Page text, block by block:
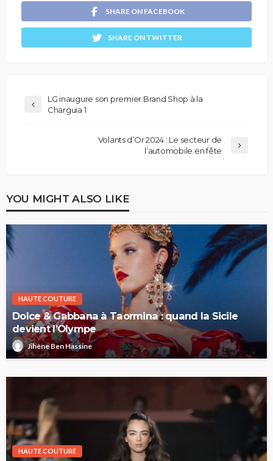
SHARE ON FACEBOOK
SHARE ON TWITTER
LG inaugure son premier Brand Shop à la
Charguia 1
Volants d’Or 2024 : Le secteur de
l’automobile en fête
YOU MIGHT ALSO LIKE
HAUTE COUTURE
Dolce & Gabbana à Taormina : quand la Sicile
devient l’Olympe
Jihène Ben Hassine
HAUTE COUTURE